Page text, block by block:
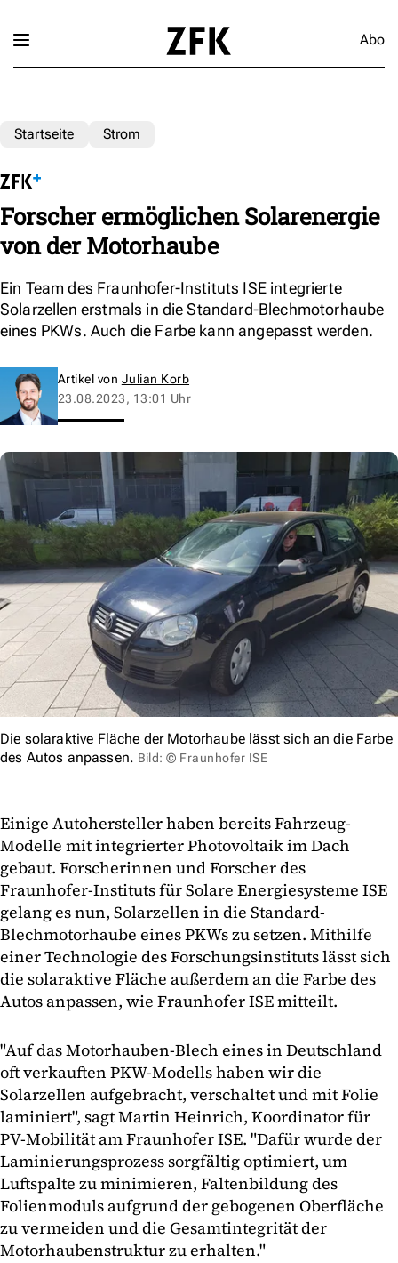
Abo
Startseite Strom
Forscher ermöglichen Solarenergie
von der Motorhaube
Ein Team des Fraunhofer-Instituts ISE integrierte
Solarzellen erstmals in die Standard-Blechmotorhaube
eines PKWs. Auch die Farbe kann angepasst werden.
Artikel von Julian Korb
23.08.2023, 13:01 Uhr
Die solaraktive Fläche der Motorhaube lässt sich an die Farbe
des Autos anpassen. Bild: © Fraunhofer ISE
Einige Autohersteller haben bereits Fahrzeug-
Modelle mit integrierter Photovoltaik im Dach
gebaut. Forscherinnen und Forscher des
Fraunhofer-Instituts für Solare Energiesysteme ISE
gelang es nun, Solarzellen in die Standard-
Blechmotorhaube eines PKWs zu setzen. Mithilfe
einer Technologie des Forschungsinstituts lässt sich
die solaraktive Fläche außerdem an die Farbe des
Autos anpassen, wie Fraunhofer ISE mitteilt.
"Auf das Motorhauben-Blech eines in Deutschland
oft verkauften PKW-Modells haben wir die
Solarzellen aufgebracht, verschaltet und mit Folie
laminiert", sagt Martin Heinrich, Koordinator für
PV-Mobilität am Fraunhofer ISE. "Dafür wurde der
Laminierungsprozess sorgfältig optimiert, um
Luftspalte zu minimieren, Faltenbildung des
Folienmoduls aufgrund der gebogenen Oberfläche
zu vermeiden und die Gesamtintegrität der
Motorhaubenstruktur zu erhalten."